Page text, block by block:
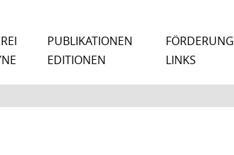
PUBLIKATIONEN FÖRDERUNG
EDITIONEN LINKS